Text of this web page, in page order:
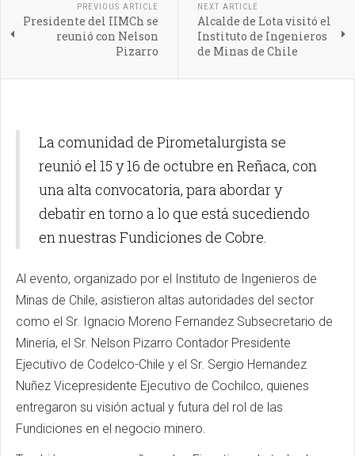
PREVIOUS ARTICLE
Presidente del IIMCh se
reunió con Nelson
Pizarro
NEXT ARTICLE
Alcalde de Lota visitó el
Instituto de Ingenieros
de Minas de Chile
La comunidad de Pirometalurgista se
reunió el 15 y 16 de octubre en Reñaca, con
una alta convocatoria, para abordar y
debatir en torno a lo que está sucediendo
en nuestras Fundiciones de Cobre.
Al evento, organizado por el Instituto de Ingenieros de
Minas de Chile, asistieron altas autoridades del sector
como el Sr. Ignacio Moreno Fernandez Subsecretario de
Minería, el Sr. Nelson Pizarro Contador Presidente
Ejecutivo de Codelco-Chile y el Sr. Sergio Hernandez
Nuñez Vicepresidente Ejecutivo de Cochilco, quienes
entregaron su visión actual y futura del rol de las
Fundiciones en el negocio minero.